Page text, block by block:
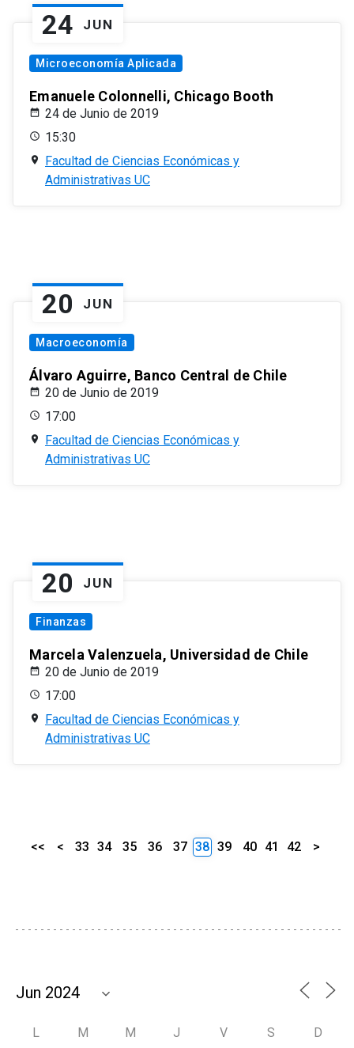
24 JUN
Microeconomía Aplicada
Emanuele Colonnelli, Chicago Booth
24 de Junio de 2019
15:30
Facultad de Ciencias Económicas y
Administrativas UC
20 JUN
Macroeconomía
Álvaro Aguirre, Banco Central de Chile
20 de Junio de 2019
17:00
Facultad de Ciencias Económicas y
Administrativas UC
20 JUN
Finanzas
Marcela Valenzuela, Universidad de Chile
20 de Junio de 2019
17:00
Facultad de Ciencias Económicas y
Administrativas UC
<< < 33 34 35 36 37 38 39 40 41 42 >
L M M J V S D